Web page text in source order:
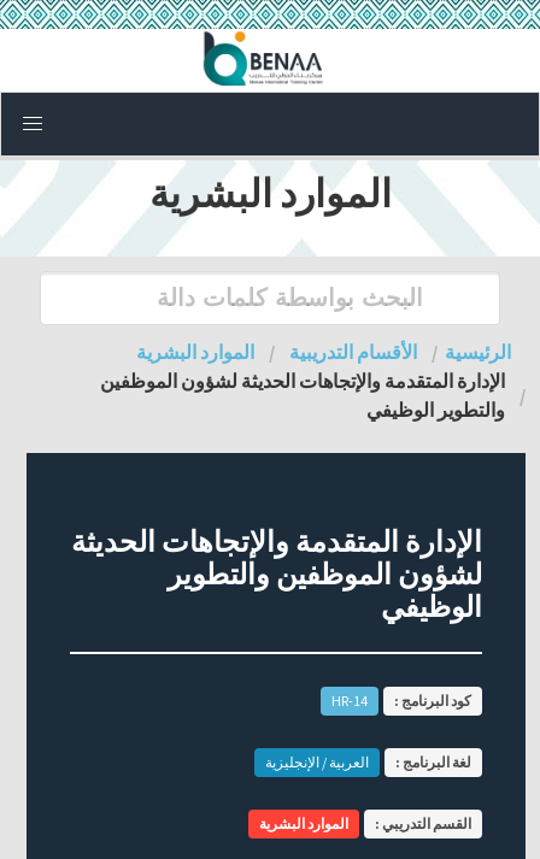
الموارد البشرية
الرئيسية الأقسام التدريبية
الموارد البشرية
الإدارة المتقدمة والإتجاهات الحديثة لشؤون الموظفين
والتطوير الوظيفي
الإدارة المتقدمة والإتجاهات الحديثة
لشؤون الموظفين والتطوير
الوظيفي
كود البرنامج : HR-14
لغة البرنامج : العربية / الإنجليزية
القسم التدريبي : الموارد البشرية